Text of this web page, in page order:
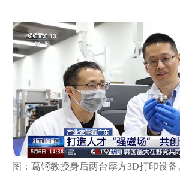
图： 葛锜教授身后两台摩方3D打印设备